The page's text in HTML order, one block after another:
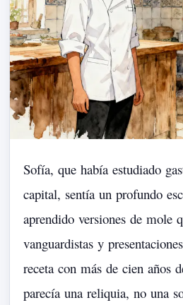
Sofía, que había estudiado
capital, sentía un profundo
aprendido versiones de mole
vanguardistas y presentaciones
receta con más de cien años
parecía una reliquia, no una